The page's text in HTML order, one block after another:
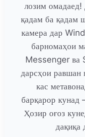
лозим омадаед!
қадам ба қадам
камера дар
барномаҳои
Messenger ва
дарсҳои равшан
кас
барқарор кунад
Ҳозир оғоз
дақиқа